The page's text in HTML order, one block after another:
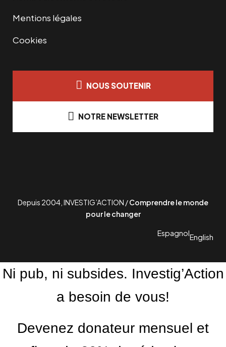
Mentions légales
Cookies
NOUS SOUTENIR
NOTRE NEWSLETTER
Depuis 2004, INVESTIG’ACTION /Comprendre le monde
pour le changer
EspagnolEnglish
Ni pub, ni subsides. Investig’Action
a besoin de vous!
Devenez donateur mensuel et